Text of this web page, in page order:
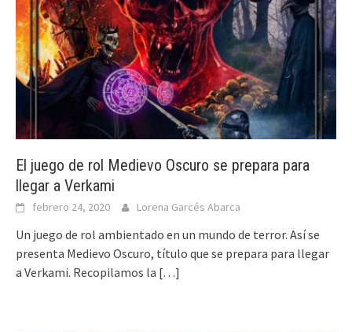
El juego de rol Medievo Oscuro se prepara para
llegar a Verkami
febrero 24, 2020 Lorena Garcés Abarca
Un juego de rol ambientado en un mundo de terror. Así se
presenta Medievo Oscuro, título que se prepara para llegar
a Verkami. Recopilamos la […]